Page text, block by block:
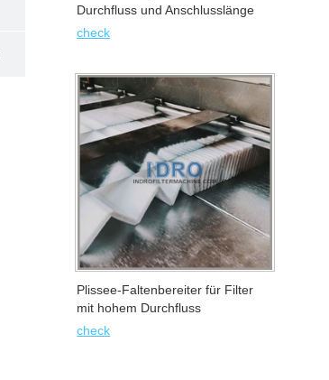
Durchfluss und Anschlusslänge
für Schweißgeräte
check
Plissee-Faltenbereiter für Filter
mit hohem Durchfluss
check